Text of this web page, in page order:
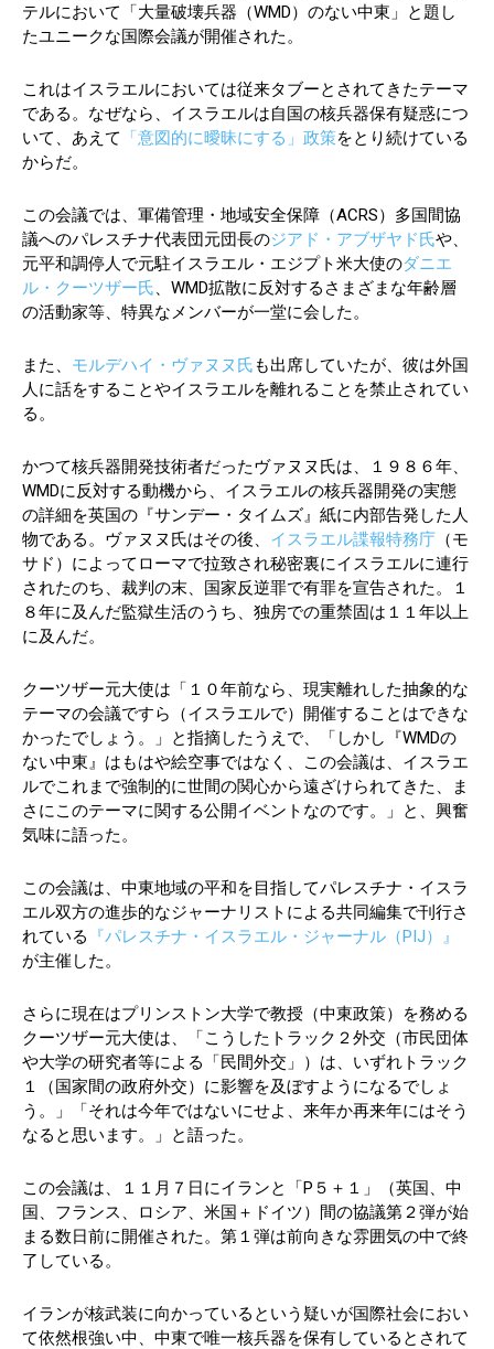
テルにおいて「大量破壊兵器（WMD）のない中東」と題し
たユニークな国際会議が開催された。
これはイスラエルにおいては従来タブーとされてきたテーマ
である。なぜなら、イスラエルは自国の核兵器保有疑惑につ
いて、あえて
「意図的に曖昧にする」政策をとり続けている
からだ。
この会議では、軍備管理・地域安全保障（ACRS）多国間協
議へのパレスチナ代表団元団長のジアド・アブザヤド氏や、
元平和調停人で元駐イスラエル・エジプト米大使のダニエ
ル・クーツザー氏、WMD拡散に反対するさまざまな年齢層
の活動家等、特異なメンバーが一堂に会した。
また、 モルデハイ・ヴァヌヌ氏も出席していたが、彼は外国
人に話をすることやイスラエルを離れることを禁止されてい
る。
かつて核兵器開発技術者だったヴァヌヌ氏は、１９８６年、
WMDに反対する動機から、イスラエルの核兵器開発の実態
の詳細を英国の『サンデー・タイムズ』紙に内部告発した人
物である。ヴァヌヌ氏はその後、 イスラエル諜報特務庁 （モ
サド）によってローマで拉致され秘密裏にイスラエルに連行
されたのち、裁判の末、国家反逆罪で有罪を宣告された。１
８年に及んだ監獄生活のうち、独房での重禁固は１１年以上
に及んだ。
クーツザー元大使は「１０年前なら、現実離れした抽象的な
テーマの会議ですら（イスラエルで）開催することはできな
かったでしょう。」と指摘したうえで、「しかし『WMDの
ない中東』はもはや絵空事ではなく、この会議は、イスラエ
ルでこれまで強制的に世間の関心から遠ざけられてきた、ま
さにこのテーマに関する公開イベントなのです。」と、興奮
気味に語った。
この会議は、中東地域の平和を目指してパレスチナ・イスラ
エル双方の進歩的なジャーナリストによる共同編集で刊行さ
れている
『パレスチナ・イスラエル・ジャーナル（PIJ）』
が主催した。
さらに現在はプリンストン大学で教授（中東政策）を務める
クーツザー元大使は、「こうしたトラック２外交（市民団体
や大学の研究者等による「民間外交」）は、いずれトラック
１（国家間の政府外交）に影響を及ぼすようになるでしょ
う。」「それは今年ではないにせよ、来年か再来年にはそう
なると思います。」と語った。
この会議は、１１月７日にイランと「P５＋１」（英国、中
国、フランス、ロシア、米国＋ドイツ）間の協議第２弾が始
まる数日前に開催された。第１弾は前向きな雰囲気の中で終
了している。
イランが核武装に向かっているという疑いが国際社会におい
て依然根強い中、中東で唯一核兵器を保有しているとされて